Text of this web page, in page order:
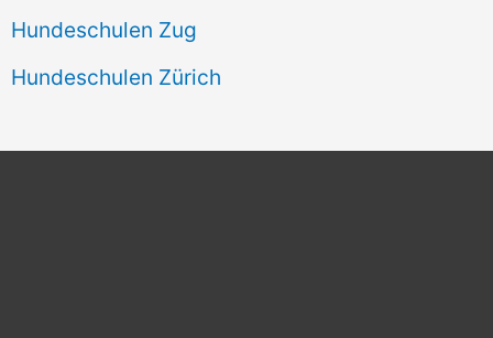
Hundeschulen Zug
Hundeschulen Zürich